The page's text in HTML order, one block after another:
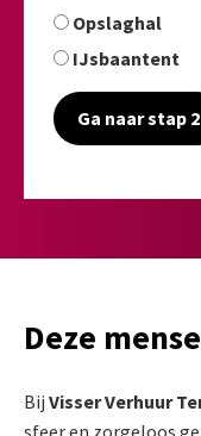
Opslaghal
IJsbaantent
Ga naar stap 2
Deze
Bij Visser Verhuur
sfeer en zorgeloos